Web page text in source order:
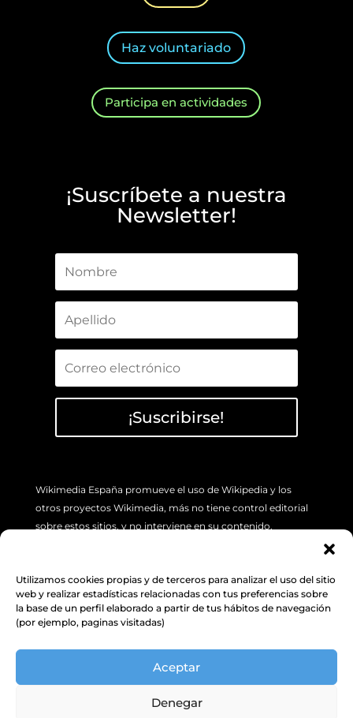
Utilizamos cookies propias y de terceros para analizar el uso del sitio
web y realizar estadísticas relacionadas con tus preferencias sobre
la base de un perfil elaborado a partir de tus hábitos de navegación
(por ejemplo, paginas visitadas)
Aceptar
Denegar
Haz voluntariado
Participa en actividades
¡Suscríbete a nuestra
Newsletter!
¡Suscribirse!
Wikimedia España promueve el uso de Wikipedia y los
otros proyectos Wikimedia, más no tiene control editorial
sobre estos sitios, y no interviene en su contenido.
favor utilice la pestaña de “Discusión”, ubicada en la parte
superior izquierda de cada artículo. Además, le sugerimos
revisar la siguienteINFORMACIÓN.
Política de Protección de datos y